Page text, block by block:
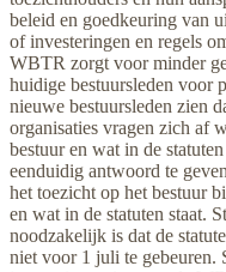
beleid en goedkeuring van
of investeringen en regels
WBTR zorgt voor minder
huidige bestuursleden voor
nieuwe bestuursleden zien
organisaties vragen zich af
bestuur en wat in de
eenduidig antwoord te
het toezicht op het bestuur
en wat in de statuten staat.
noodzakelijk is dat de
niet voor 1 juli te gebeuren.